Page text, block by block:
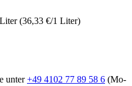
(36,33 €/1 Liter)
unter+49 4102 77 89 58 6 (Mo-